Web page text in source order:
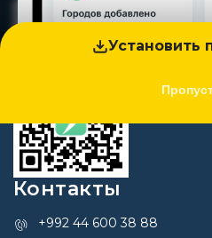
Установить
Контакты
+992 44 600 38 88